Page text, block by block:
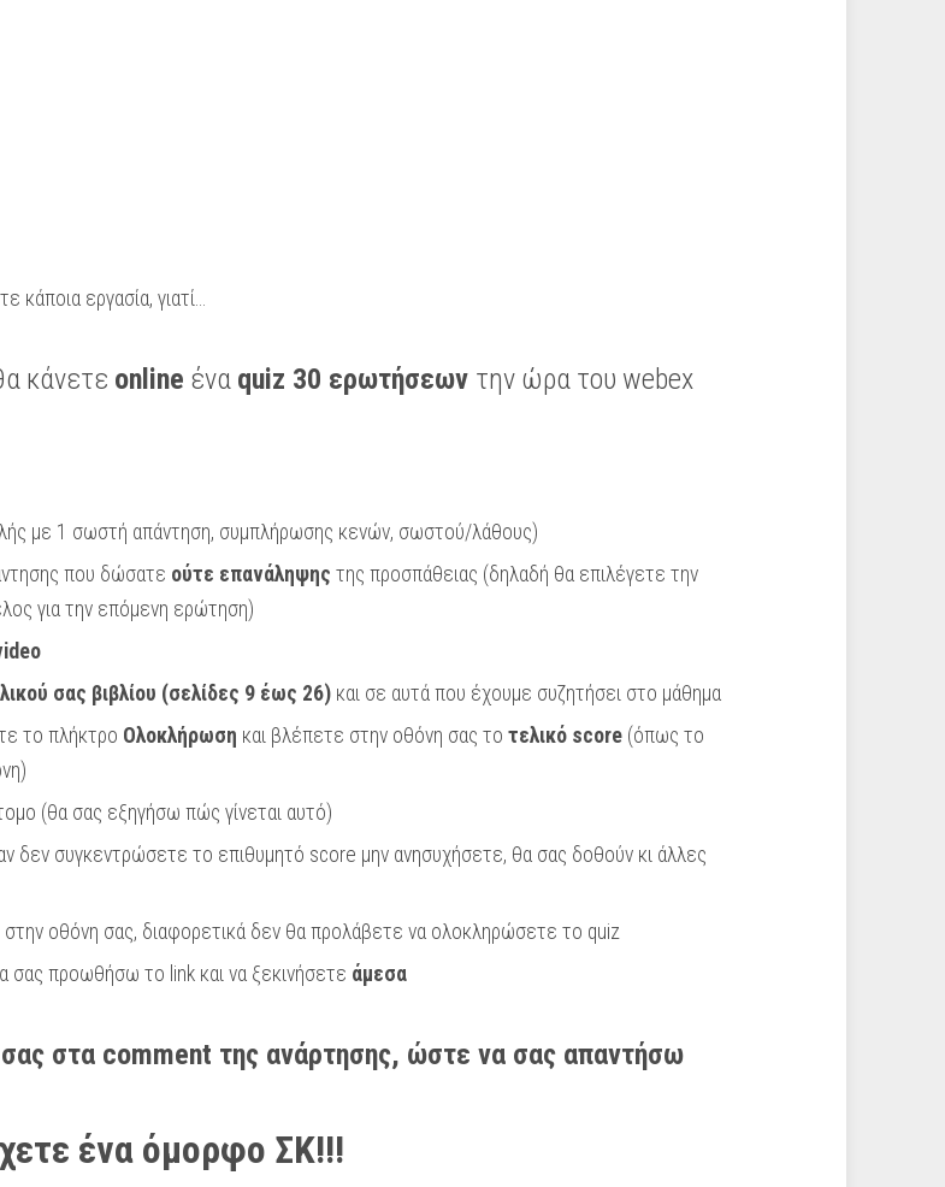
εργασία, γιατί...
κάνετε online ένα quiz 30 ερωτήσεων την ώρα του webex
με 1 σωστή απάντηση, συμπλήρωσης κενών, σωστού/λάθους)
που δώσατε ούτε επανάληψης της προσπάθειας (δηλαδή θα επιλέγετε την
για την επόμενη ερώτηση)
σας βιβλίου (σελίδες 9 έως 26)και σε αυτά που έχουμε συζητήσει στο μάθημα
το πλήκτρο Ολοκλήρωση και βλέπετε στην οθόνη σας το τελικό score(όπως το
(θα σας εξηγήσω πώς γίνεται αυτό)
δεν συγκεντρώσετε το επιθυμητό score μην ανησυχήσετε, θα σας δοθούν κι άλλες
οθόνη σας, διαφορετικά δεν θα προλάβετε να ολοκληρώσετε το quiz
σας προωθήσω το link και να ξεκινήσετε άμεσα
στα comment της ανάρτησης, ώστε να σας απαντήσω
ένα όμορφο ΣΚ!!!